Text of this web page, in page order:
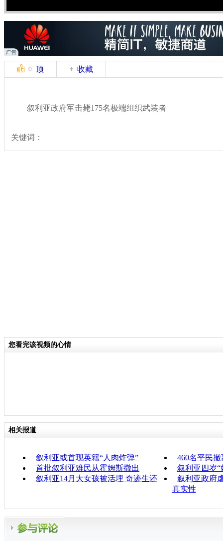
0 顶 收藏
叙利亚政府军击毙175名极端组织武装者
关键词：
您看完该视频的心情
相关报道
叙利亚或首现英籍“人肉炸弹”
460名平民
首批叙利亚难民从霍姆斯撤出
叙利亚四岁
叙利亚14月大女孩被活埋 奇迹生还
叙利亚政府
真实性